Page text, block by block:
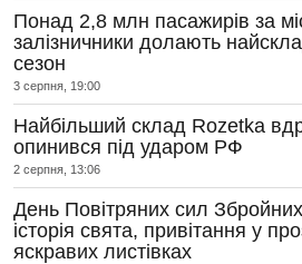
Понад 2,8 млн пасажирів за
залізничники долають
сезон
3 серпня, 19:00
Найбільший склад Rozetka
опинився під ударом РФ
2 серпня, 13:06
День Повітряних сил
історія свята, привітання у
яскравих листівках